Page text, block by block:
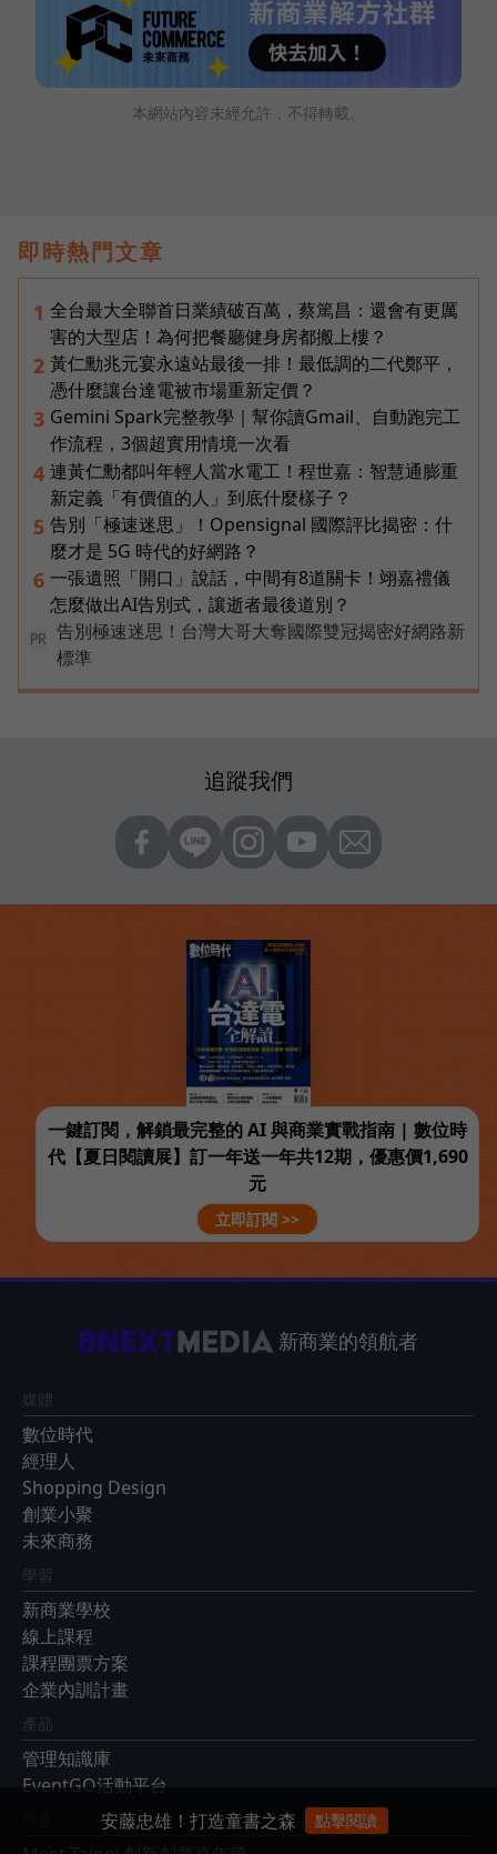
本網站內容未經允許，不得轉載。
即時熱門文章
1 全台最大全聯首日業績破百萬，蔡篤昌：還會有更厲
害的大型店！為何把餐廳健身房都搬上樓？
2 黃仁勳兆元宴永遠站最後一排！最低調的二代鄭平，
憑什麼讓台達電被市場重新定價？
3 Gemini Spark完整教學｜幫你讀Gmail、自動跑完工
作流程，3個超實用情境一次看
4 連黃仁勳都叫年輕人當水電工！程世嘉：智慧通膨重
新定義「有價值的人」到底什麼樣子？
5 告別「極速迷思」！Opensignal 國際評比揭密：什
麼才是 5G 時代的好網路？
6 一張遺照「開口」說話，中間有8道關卡！翊嘉禮儀
怎麼做出AI告別式，讓逝者最後道別？
PR
告別極速迷思！台灣大哥大奪國際雙冠揭密好網路新
標準
追蹤我們
一鍵訂閱，解鎖最完整的 AI 與商業實戰指南 | 數位時
代【夏日閱讀展】訂一年送一年共12期，優惠價1,690
元
立即訂閱 >>
新商業的領航者
媒體
數位時代
經理人
Shopping Design
創業小聚
未來商務
學習
新商業學校
線上課程
課程團票方案
企業內訓計畫
產品
管理知識庫
EventGO活動平台
安藤忠雄！打造童書之森 點擊閱讀